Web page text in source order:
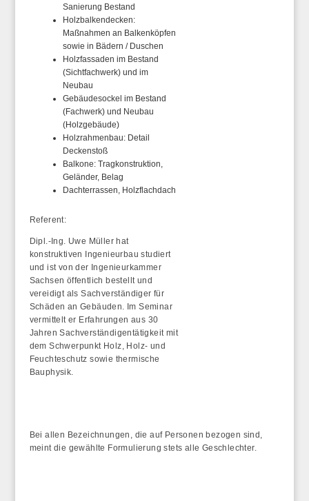
Sanierung Bestand
Holzbalkendecken:
Maßnahmen an Balkenköpfen
sowie in Bädern / Duschen
Holzfassaden im Bestand
(Sichtfachwerk) und im
Neubau
Gebäudesockel im Bestand
(Fachwerk) und Neubau
(Holzgebäude)
Holzrahmenbau: Detail
Deckenstoß
Balkone: Tragkonstruktion,
Geländer, Belag
Dachterrassen, Holzflachdach
Referent:
Dipl.-Ing. Uwe Müller hat
konstruktiven Ingenieurbau studiert
und ist von der Ingenieurkammer
Sachsen öffentlich bestellt und
vereidigt als Sachverständiger für
Schäden an Gebäuden. Im Seminar
vermittelt er Erfahrungen aus 30
Jahren Sachverständigentätigkeit mit
dem Schwerpunkt Holz, Holz- und
Feuchteschutz sowie thermische
Bauphysik.
Bei allen Bezeichnungen, die auf Personen bezogen sind,
meint die gewählte Formulierung stets alle Geschlechter.